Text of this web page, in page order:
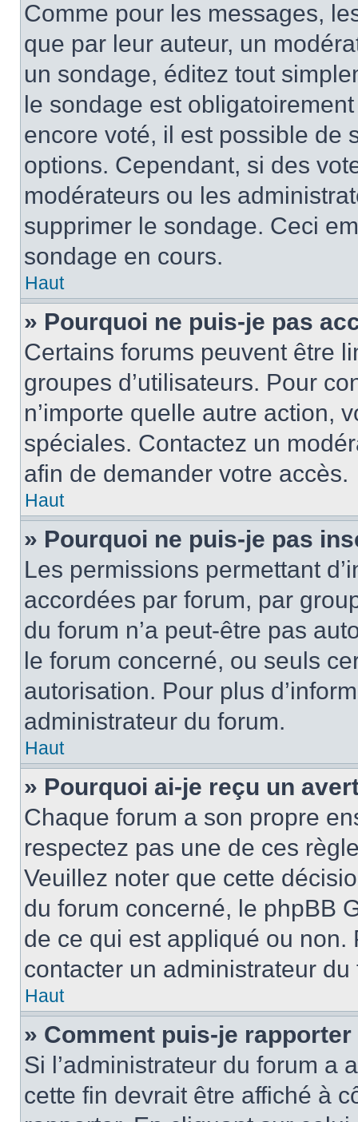
Comme pour les messages,
que par leur auteur, un
un sondage, éditez tout
le sondage est
encore voté, il est possible de
options. Cependant, si des
modérateurs ou les
supprimer le sondage. Ceci
sondage en cours.
Haut
» Pourquoi ne puis-je pas
Certains forums peuvent être
groupes d’utilisateurs. Pour
n’importe quelle autre action,
spéciales. Contactez un
afin de demander votre accès.
Haut
» Pourquoi ne puis-je pas
Les permissions permettant
accordées par forum, par
du forum n’a peut-être pas
le forum concerné, ou seuls
autorisation. Pour plus
administrateur du forum.
Haut
» Pourquoi ai-je reçu un
Chaque forum a son propre
respectez pas une de ces
Veuillez noter que cette
du forum concerné, le phpBB
de ce qui est appliqué ou non.
contacter un administrateur du
Haut
» Comment puis-je
Si l’administrateur du forum a
cette fin devrait être affiché à